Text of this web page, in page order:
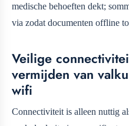
medische behoeften dekt;
via zodat documenten offline
Veilige
vermijden van
wifi
Connectiviteit is alleen nuttig